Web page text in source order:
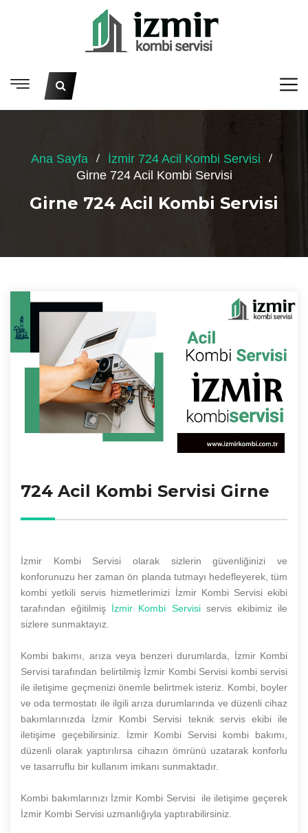
Ana Sayfa
İzmir 724 Acil Kombi Servisi
Girne 724 Acil Kombi Servisi
Girne 724 Acil Kombi Servisi
724 Acil Kombi Servisi Girne
İzmir Kombi Servisi olarak sizlerin güvenliğinizi ve
konforunuzu her zaman ön planda tutmayı hedefleyerek, tüm
kombi yetkili servis hizmetlerimizi İzmir Kombi Servisi ekibi
tarafından eğitilmiş İzmir Kombi Servisiservis ekibimiz ile
sizlere sunmaktayız.
Kombi bakımı, arıza veya benzeri durumlarda, İzmir Kombi
Servisi tarafından belirtilmiş İzmir Kombi Servisi kombi servisi
ile iletişime geçmenizi önemle belirtmek isteriz. Kombi, boyler
ve oda termostatı ile ilgili arıza durumlarında ve düzenli cihaz
bakımlarınızda İzmir Kombi Servisi teknik servis ekibi ile
iletişime geçebilirsiniz. İzmir Kombi Servisi kombi bakımı,
düzenli olarak yaptırılırsa cihazın ömrünü uzatarak konforlu
ve tasarruflu bir kullanım imkanı sunmaktadır.
Kombi bakımlarınızı İzmir Kombi Servisi ile iletişime geçerek
İzmir Kombi Servisi uzmanlığıyla yaptırabilirsiniz.